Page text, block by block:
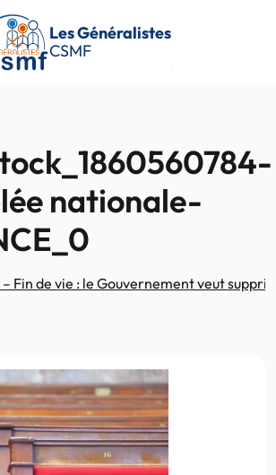
Les Généralistes
CSMF
nationale-
– Fin de vie : le Gouvernement veut